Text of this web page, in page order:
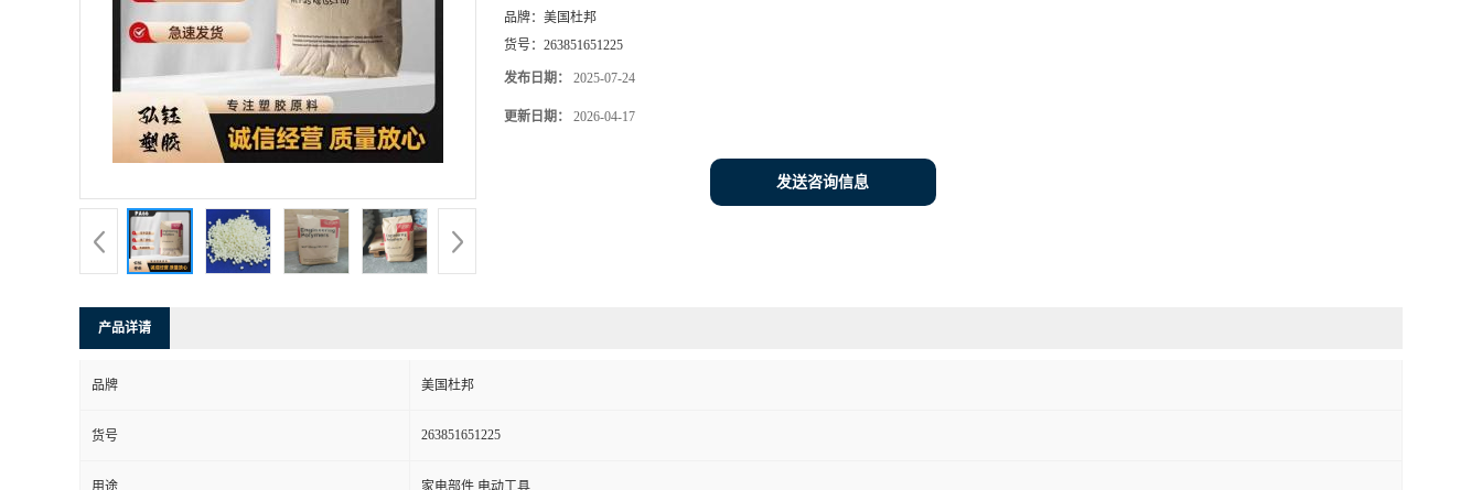
品牌： 美国杜邦
货号： 263851651225
发布日期： 2025-07-24
更新日期： 2026-04-17
发送咨询信息
产品详请
品牌 美国杜邦
货号 263851651225
用途 家电部件 电动工具